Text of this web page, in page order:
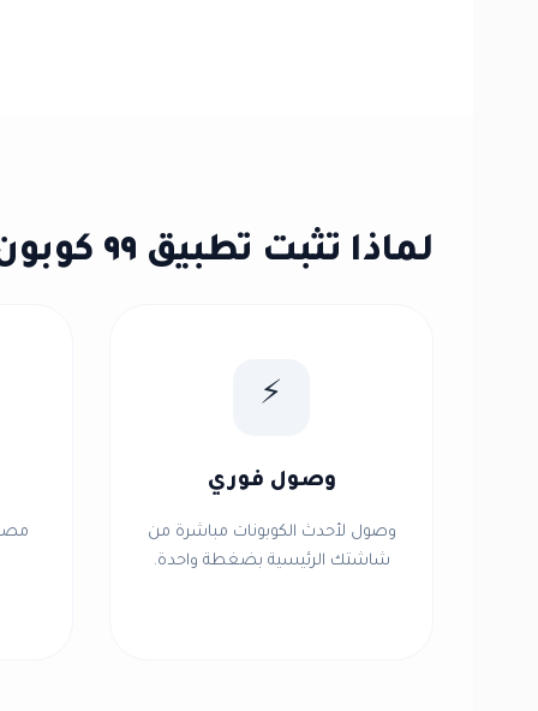
لماذا تثبت تطبيق ٩٩ كوبون؟
⚡
وصول فوري
وصول لأحدث الكوبونات مباشرة من
شاشتك الرئيسية بضغطة واحدة.